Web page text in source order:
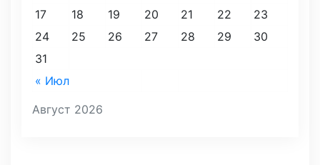
Август 2026
« Июл
17
18 19 20 21 22
23
24
25 26 27 28 29
30
31